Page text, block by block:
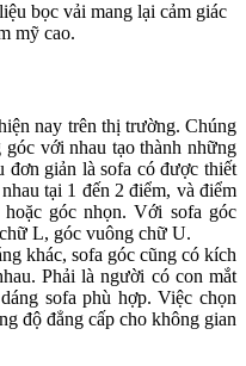
bọc vải mang lại cảm giác
mỹ cao.
nay trên thị trường. Chúng
với nhau tạo thành những
đơn giản là sofa có được thiết
tại 1 đến 2 điểm, và điểm
góc nhọn. Với sofa góc
L, góc vuông chữ U.
khác, sofa góc cũng có kích
Phải là người có con mắt
sofa phù hợp. Việc chọn
độ đẳng cấp cho không gian